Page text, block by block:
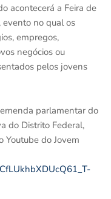
acontecerá a Feira de
no qual os
empregos,
negócios ou
pelos jovens
parlamentar do
do Distrito Federal,
Youtube do Jovem